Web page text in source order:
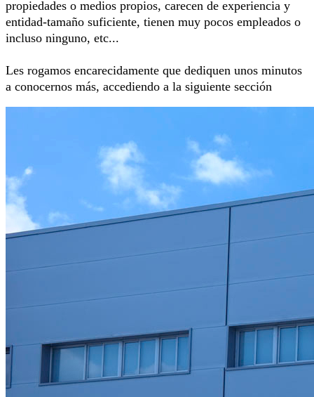
propiedades o medios propios, carecen de experiencia y
entidad-tamaño suficiente, tienen muy pocos empleados o
incluso ninguno, etc...
Les rogamos encarecidamente que dediquen unos minutos
a conocernos más, accediendo a la siguiente sección